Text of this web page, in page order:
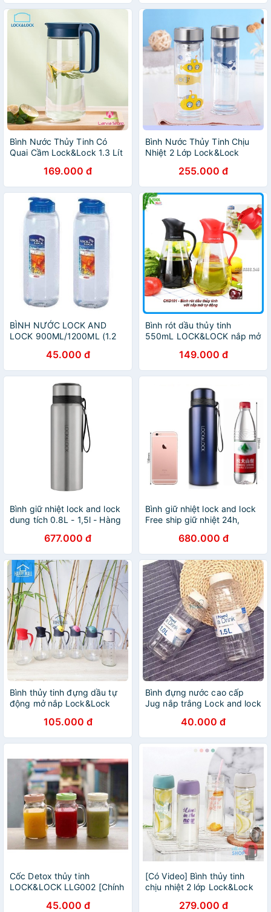
Bình Nước Thủy Tinh Có
Quai Cầm Lock&Lock 1.3 Lít
169.000 đ
Bình Nước Thủy Tinh Chịu
Nhiệt 2 Lớp Lock&Lock
255.000 đ
BÌNH NƯỚC LOCK AND
LOCK 900ML/1200ML (1.2
45.000 đ
Bình rót dầu thủy tinh
550mL LOCK&LOCK nắp mở
149.000 đ
Bình giữ nhiệt lock and lock
dung tích 0.8L - 1,5l - Hàng
677.000 đ
Bình giữ nhiệt lock and lock
Free ship giữ nhiệt 24h,
1.5L, 800ml Lch 6180
680.000 đ
Bình thủy tinh đựng dầu tự
động mở nắp Lock&Lock
105.000 đ
Bình đựng nước cao cấp
Jug nắp trắng Lock and lock
40.000 đ
Cốc Detox thủy tinh
LOCK&LOCK LLG002 [Chính
45.000 đ
[Có Video] Bình thủy tinh
chịu nhiệt 2 lớp Lock&Lock
279.000 đ